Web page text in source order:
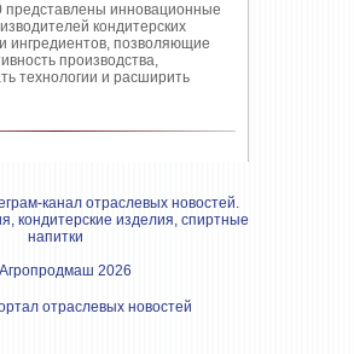
представлены инновационные
кондитерских
ингредиентов, позволяющие
производства,
технологии и расширить